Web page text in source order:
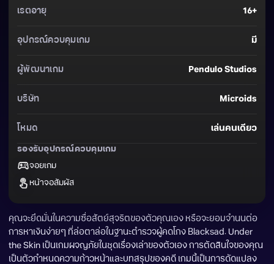
คุณจะยึดมั่นในความซื่อสัตย์สุจริตของตัวคุณเอง หรือจะยอมจำนนต่อ
การหาเงินง่ายๆ ที่ล่อตาล่อในฐานะตำรวจผู้คดโกง Blacksad: Under
the Skin เป็นเกมผจญภัยในชุดเรื่องเล่าของตัวเอง การตัดสินใจของคุณ
เป็นตัวกำหนดความก้าวหน้าและบทสรุปของคดี เกมนี้เป็นการดัดแปลง
เรตอายุ 16+
อุปกรณ์ควบคุมเกม มี
ผู้พัฒนาเกม Pendulo Studios
บริษัท Microids
โหมด เล่นคนเดียว
รองรับอุปกรณ์ควบคุมเกม
จอยเกม
หน้าจอสัมผัส